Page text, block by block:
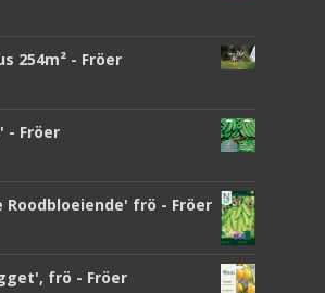
254m² - Fröer
- Fröer
Roodbloeiende' frö - Fröer
frö - Fröer